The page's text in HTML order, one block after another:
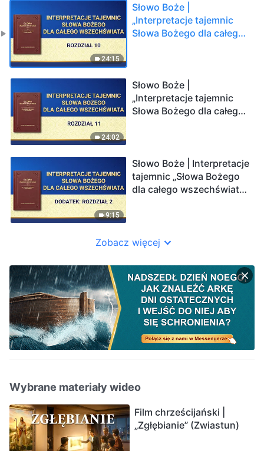
24:15
Słowo Boże |
„Interpretacje tajemnic
Słowa Bożego dla całego
24:02
Słowo Boże |
„Interpretacje tajemnic
Słowa Bożego dla całego
9:15
Słowo Boże | Interpretacje
tajemnic „Słowa Bożego
dla całego wszechświata”
Zobacz więcej
Wybrane materiały wideo
Film chrześcijański |
„Zgłębianie” (Zwiastun)